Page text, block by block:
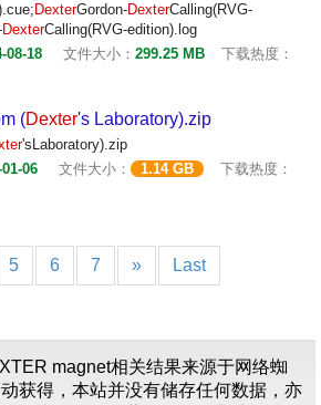
DexterGordon-DexterCalling(RVG-
DexterCalling(RVG-edition).log
08-18 文件大小： 299.25 MB
下载热度：
(Dexter's Laboratory).zip
'sLaboratory).zip
06 文件大小： 1.14 GB
下载热度：
5 6 7 » Last
magnet相关结果来源于网络蜘
获得，本站并没有储存任何数据，亦